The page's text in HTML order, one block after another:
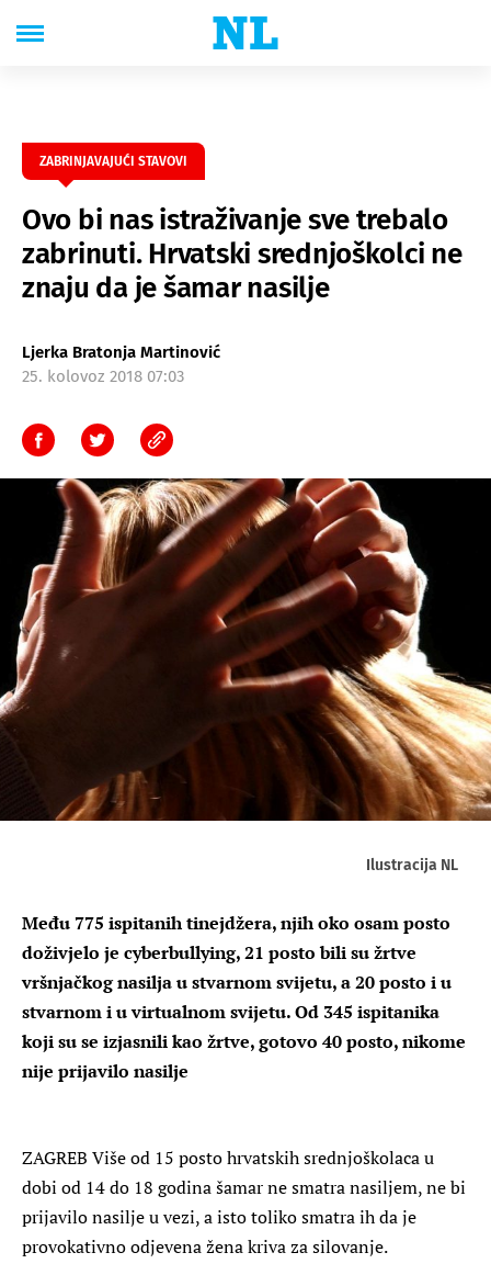
ZABRINJAVAJUĆI STAVOVI
Ovo bi nas istraživanje sve trebalo
zabrinuti. Hrvatski srednjoškolci ne
znaju da je šamar nasilje
Ljerka Bratonja Martinović
25. kolovoz 2018 07:03
Ilustracija NL
Među 775 ispitanih tinejdžera, njih oko osam posto
doživjelo je cyberbullying, 21 posto bili su žrtve
vršnjačkog nasilja u stvarnom svijetu, a 20 posto i u
stvarnom i u virtualnom svijetu. Od 345 ispitanika
koji su se izjasnili kao žrtve, gotovo 40 posto, nikome
nije prijavilo nasilje
ZAGREB Više od 15 posto hrvatskih srednjoškolaca u
dobi od 14 do 18 godina šamar ne smatra nasiljem, ne bi
prijavilo nasilje u vezi, a isto toliko smatra ih da je
provokativno odjevena žena kriva za silovanje.